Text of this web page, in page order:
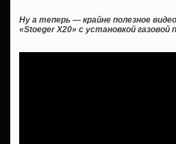
Ну а теперь — крайне полезное
«Stoeger X20» с установкой